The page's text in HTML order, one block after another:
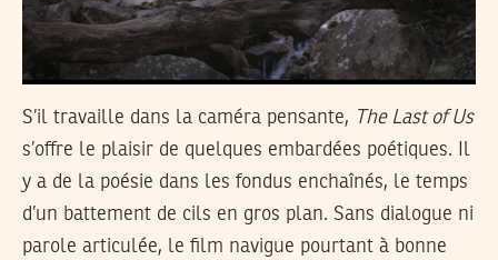
S’il travaille dans la caméra pensante, The Last of Us
s’offre le plaisir de quelques embardées poétiques. Il
y a de la poésie dans les fondus enchaînés, le temps
d’un battement de cils en gros plan. Sans dialogue ni
parole articulée, le film navigue pourtant à bonne